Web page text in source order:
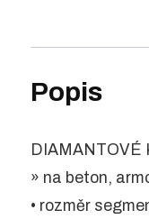
Popis
DIAMANTOVÉ
» na beton,
• rozměr